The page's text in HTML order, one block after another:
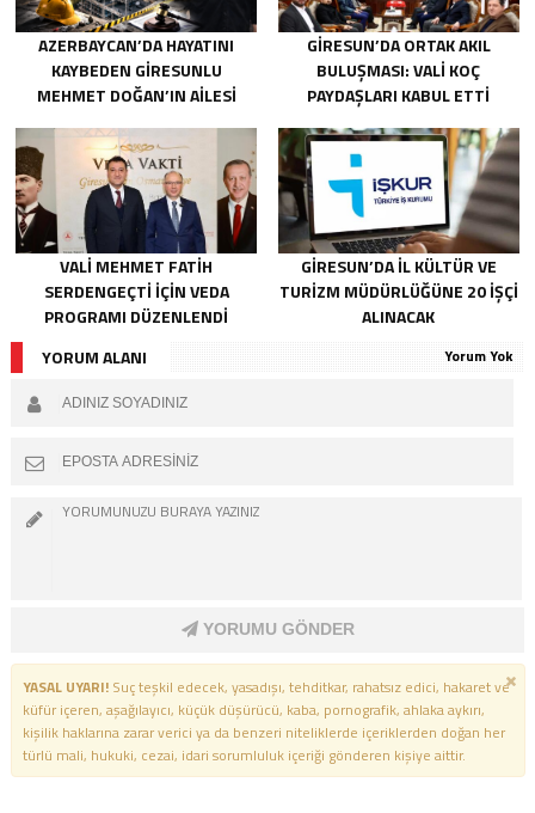
AZERBAYCAN’DA HAYATINI
KAYBEDEN GIRESUNLU
MEHMET DOĞAN’IN AILESI
GIRESUN’DA ORTAK AKIL
BULUŞMASI: VALI KOÇ
PAYDAŞLARI KABUL ETTI
VALI MEHMET FATIH
SERDENGEÇTI İÇIN VEDA
PROGRAMI DÜZENLENDI
GIRESUN’DA İL KÜLTÜR VE
TURIZM MÜDÜRLÜĞÜNE 20 İŞÇI
ALINACAK
YORUM ALANI
Yorum Yok
YORUMU GÖNDER
YASAL UYARI!Suç teşkil edecek, yasadışı, tehditkar, rahatsız edici, hakaret ve
küfür içeren, aşağılayıcı, küçük düşürücü, kaba, pornografik, ahlaka aykırı,
kişilik haklarına zarar verici ya da benzeri niteliklerde içeriklerden doğan her
türlü mali, hukuki, cezai, idari sorumluluk içeriği gönderen kişiye aittir.